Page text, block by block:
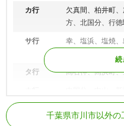
カ行
欠真間、柏井町
方、北国分、行
サ行
幸、塩浜、塩焼
タ行 高石神、高浜町
田、広尾、福栄、
JR中央・総武線
千葉県市川市以外の